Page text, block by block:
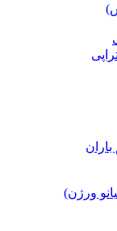
ورژن)